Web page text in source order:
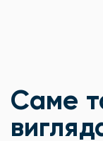
Саме